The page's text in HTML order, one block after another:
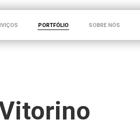
PORTFÓLIO SOBRE NÓS